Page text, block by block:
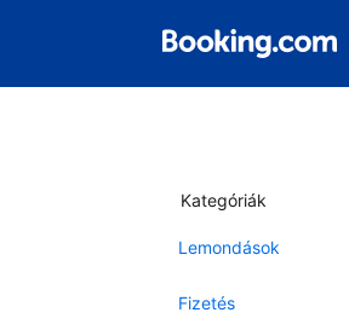
Kategóriák
Lemondások
Fizetés